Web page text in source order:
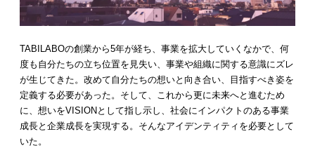
TABILABOの創業から5年が経ち、事業を拡大していくなかで、何
度も自分たちの立ち位置を見失い、事業や組織に関する意識にズレ
が生じてきた。改めて自分たちの想いと向き合い、目指すべき姿を
定義する必要があった。そして、これから更に未来へと進むため
に、想いをVISIONとして指し示し、社会にインパクトのある事業
成長と企業成長を実現する。そんなアイデンティティを必要として
いた。